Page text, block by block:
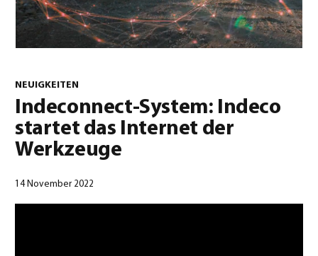
Deutsch (Deutsch )
NEUIGKEITEN
Indeconnect-System: Indeco
startet das Internet der
Werkzeuge
14 November 2022